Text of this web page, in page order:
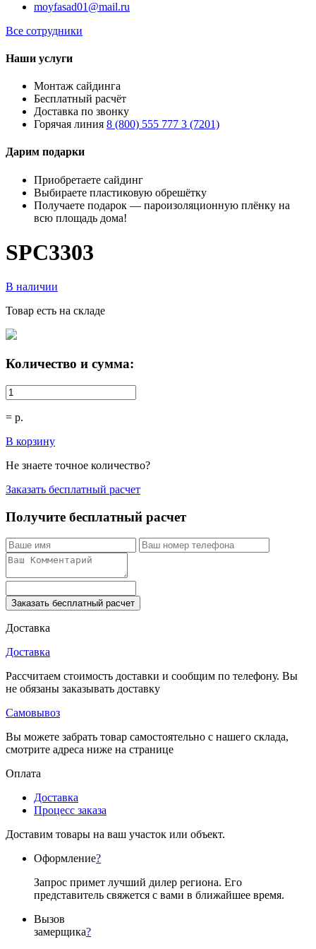
moyfasad01@mail.ru
Все сотрудники
Наши услуги
Монтаж сайдинга
Бесплатный расчёт
Доставка по звонку
Горячая линия 8 (800) 555 777 3 (7201)
Дарим подарки
Приобретаете сайдинг
Выбираете пластиковую обрешётку
Получаете подарок — пароизоляционную плёнку на
всю площадь дома!
SPC3303
В наличии
Товар есть на складе
Количество и сумма:
= р.
В корзину
Не знаете точное количество?
Заказать бесплатный расчет
Получите бесплатный расчет
Заказать бесплатный расчет
Доставка
Доставка
Рассчитаем стоимость доставки и сообщим по телефону. Вы
не обязаны заказывать доставку
Самовывоз
Вы можете забрать товар самостоятельно с нашего склада,
смотрите адреса ниже на странице
Оплата
Доставка
Процесс заказа
Доставим товары на ваш участок или объект.
Оформление?
Запрос примет лучший дилер региона. Его
представитель свяжется с вами в ближайшее время.
Вызов
замерщика?